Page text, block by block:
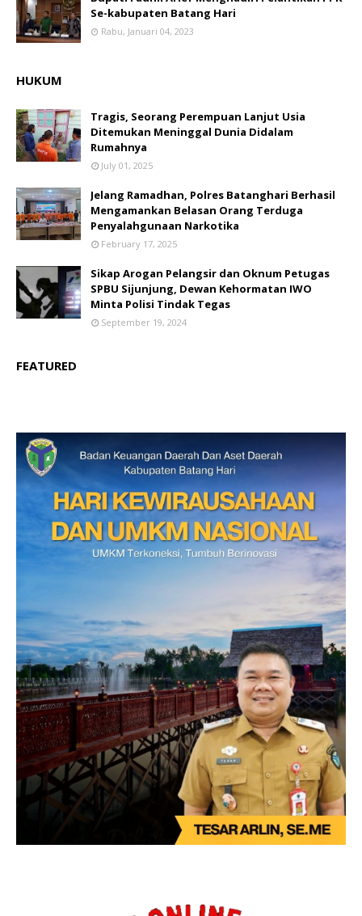
Se-kabupaten Batang Hari
Rabu, Januari 04, 2023
HUKUM
Tragis, Seorang Perempuan Lanjut Usia
Ditemukan Meninggal Dunia Didalam
Rumahnya
July 01, 2025
Jelang Ramadhan, Polres Batanghari Berhasil
Mengamankan Belasan Orang Terduga
Penyalahgunaan Narkotika
February 17, 2025
Sikap Arogan Pelangsir dan Oknum Petugas
SPBU Sijunjung, Dewan Kehormatan IWO
Minta Polisi Tindak Tegas
September 19, 2024
FEATURED